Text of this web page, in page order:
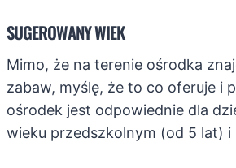
SUGEROWANY WIEK
Mimo, że na terenie ośrodka
zabaw, myślę, że to co oferuje i
ośrodek jest odpowiednie dla
wieku przedszkolnym (od 5 lat) i